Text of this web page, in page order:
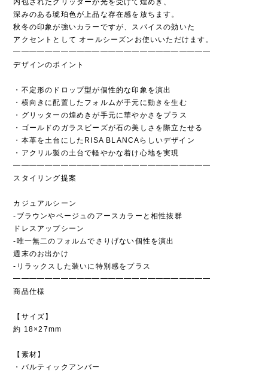
内包されたグリッターが光を受けて煌めき、
深みのある琥珀色が上品な存在感を放ちます。
秋冬の印象が強いカラーですが、スパイスの効いた
アクセントとして オールシーズンお使いいただけます。
━━━━━━━━━━━━━━━━━━━━━━━━━
デザインのポイント
・不定形のドロップ型が個性的な印象を演出
・横向きに配置したフォルムが手元に動きを生む
・グリッターの煌めきが手元に華やかさをプラス
・ゴールドのガラスビーズが石の美しさを際立たせる
・本革を土台にしたRISA BLANCAらしいデザイン
・アクリル製の土台で軽やかな着け心地を実現
━━━━━━━━━━━━━━━━━━━━━━━━━
スタイリング提案
カジュアルシーン
-ブラウンやベージュのアースカラーと相性抜群
ドレスアップシーン
-唯一無二のフォルムでさりげない個性を演出
週末のお出かけ
-リラックスした装いに特別感をプラス
━━━━━━━━━━━━━━━━━━━━━━━━━
商品仕様
【サイズ】
約 18×27mm
【素材】
・バルティックアンバー